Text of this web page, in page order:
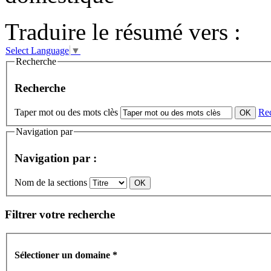
Traduire le résumé vers :
Select Language ▼
Recherche
Recherche
Taper mot ou des mots clès
Navigation par
Navigation par :
Nom de la sections
Filtrer votre recherche
Sélectioner un domaine *